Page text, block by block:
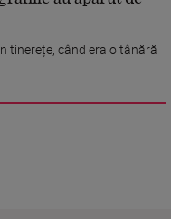
tinerețe, când era o tânără